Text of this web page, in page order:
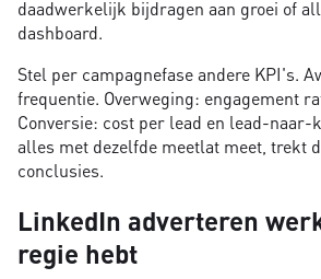
daadwerkelijk bijdragen aan groei of
dashboard.
Stel per campagnefase andere KPI's.
frequentie. Overweging: engagement
Conversie: cost per lead en lead-
alles met dezelfde meetlat meet, trekt
conclusies.
LinkedIn adverteren
regie hebt